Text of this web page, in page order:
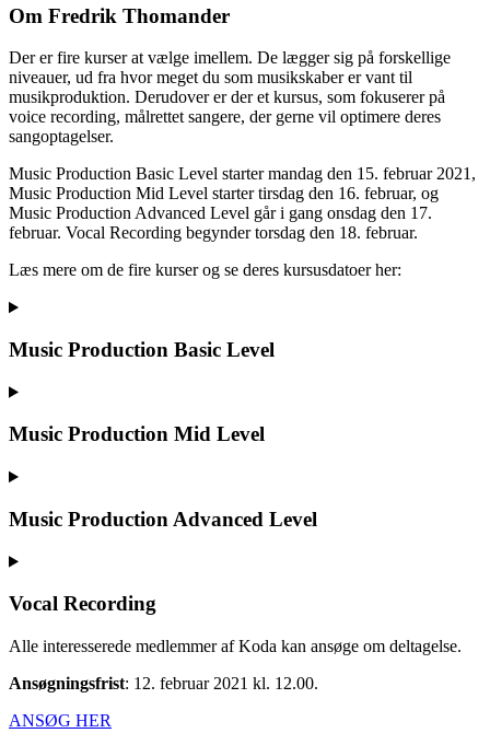
Om Fredrik Thomander
Der er fire kurser at vælge imellem. De lægger sig på forskellige
niveauer, ud fra hvor meget du som musikskaber er vant til
musikproduktion. Derudover er der et kursus, som fokuserer på
voice recording, målrettet sangere, der gerne vil optimere deres
sangoptagelser.
Music Production Basic Level starter mandag den 15. februar 2021,
Music Production Mid Level starter tirsdag den 16. februar, og
Music Production Advanced Level går i gang onsdag den 17.
februar. Vocal Recording begynder torsdag den 18. februar.
Læs mere om de fire kurser og se deres kursusdatoer her:
Music Production Basic Level
Music Production Mid Level
Music Production Advanced Level
Vocal Recording
Alle interesserede medlemmer af Koda kan ansøge om deltagelse.
Ansøgningsfrist: 12. februar 2021 kl. 12.00.
ANSØG HER